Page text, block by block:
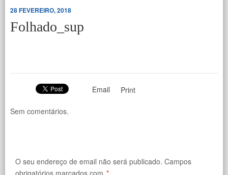
28 FEVEREIRO, 2018
Folhado_sup
Email Print
Sem comentários.
O seu endereço de email não será publicado. Campos
obrigatórios marcados com *